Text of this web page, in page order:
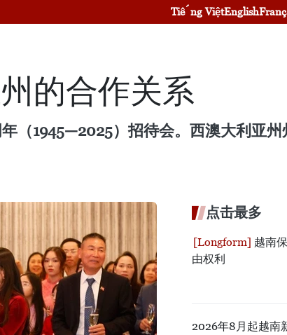
Tiếng ViệtEnglish
的合作关系
1945—2025）招待会。西澳大利亚州
点击最多
越南
由权利
2026年8月起越南